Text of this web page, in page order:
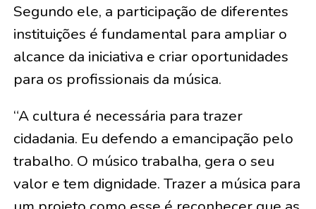
Segundo ele, a participação de diferentes
instituições é fundamental para ampliar o
alcance da iniciativa e criar oportunidades
para os profissionais da música.
“A cultura é necessária para trazer
cidadania. Eu defendo a emancipação pelo
trabalho. O músico trabalha, gera o seu
valor e tem dignidade. Trazer a música para